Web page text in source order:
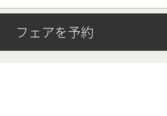
フェアを予約